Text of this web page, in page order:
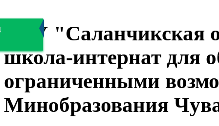
БОУ "Саланчикская
школа-интернат для
ограниченными
Минобразования